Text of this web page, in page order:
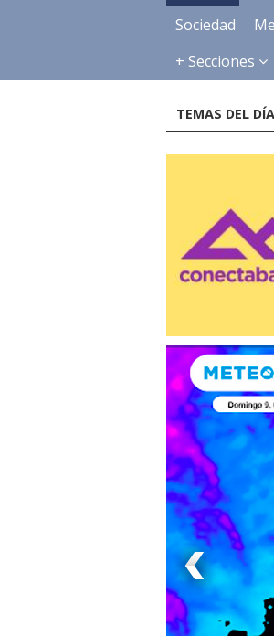
Sociedad
+ Secciones
TEMAS DEL DÍA